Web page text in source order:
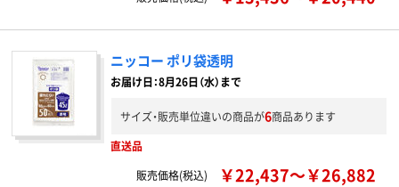
ニッコー ポリ袋透明
お届け日：8月26日（水）まで
サイズ・販売単位違いの商品が6商品あります
直送品
販売価格(税込)
￥22,437～￥26,882